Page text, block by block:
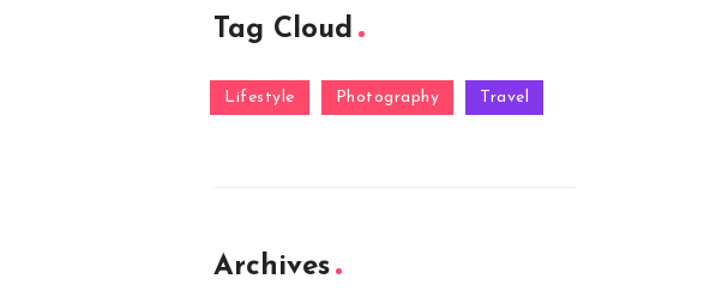
Tag Cloud
Lifestyle Photography Travel
Archives